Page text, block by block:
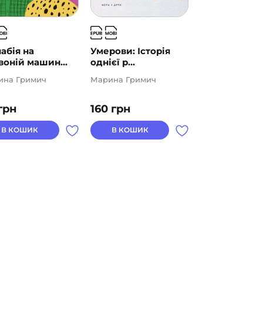
на
машин...
Гримич
В КОШИК
Умерови: Історія
однієї р...
160 грн
Марина Гримич
В КОШИК